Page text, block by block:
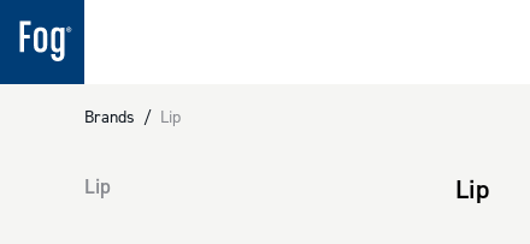
Brands / Lip
Lip Lip